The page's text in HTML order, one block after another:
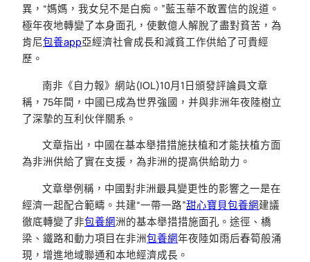
異，“媽媽，我女兒不是白痴。”藍玉華不敢置信的說道。
極年夜地轉變了本身面孔，使數億人解脫了盡對貧苦，為
肯尼包養app亞經濟社會成長和減貧工作供給了可貴經
歷。
南非《自力報》網站(IOL)10月1日頒發評論員文章
稱，75年間，中國已成為世界強國，并與非洲年夜陸樹立
了深摯的互利伙伴關系。
文章指出，中國在基本舉措措施扶植和才能扶植方面
為非洲供給了實在支援，為非洲的提高供給助力。
文章舉例稱，中國對非洲最具變更性的影響之一是在
經濟一起配合範疇。共建“一帶一路”甜心寶貝包養網建議
徹底轉變了非包養網洲的基本舉措措施面孔。途徑、橋
梁、鐵路和動力項目在非洲包養網年夜陸如雨后春筍般涌
現，增進地域聯通和本地經濟成長。